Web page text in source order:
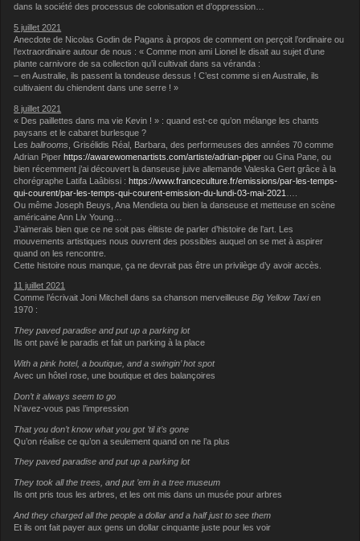
dans la société des processus de colonisation et d’oppression…
5 juillet 2021
Anecdote de Nicolas Godin de Pagans à propos de comment on perçoit l’ordinaire ou
l’extraordinaire autour de nous : « Comme mon ami Lionel le disait au sujet d’une
plante carnivore de sa collection qu’il cultivait dans sa véranda :
– en Australie, ils passent la tondeuse dessus ! C’est comme si en Australie, ils
cultivaient du chiendent dans une serre ! »
8 juillet 2021
« Des paillettes dans ma vie Kevin ! » : quand est-ce qu’on mélange les chants
paysans et le cabaret burlesque ?
Lesballrooms , Grisélidis Réal, Barbara, des performeuses des années 70 comme
Adrian Piperhttps://awarewomenartists.com/artiste/adrian-piper ou Gina Pane, ou
bien récemment j’ai découvert la danseuse juive allemande Valeska Gert grâce à la
chorégraphe Latifa Laâbissi :https://www.franceculture.fr/emissions/par-les-temps-
qui-courent/par-les-temps-qui-courent-emission-du-lundi-03-mai-2021
Ou même Joseph Beuys, Ana Mendieta ou bien la danseuse et metteuse en scène
américaine Ann Liv Young…
J’aimerais bien que ce ne soit pas élitiste de parler d’histoire de l’art. Les
mouvements artistiques nous ouvrent des possibles auquel on se met à aspirer
quand on les rencontre.
Cette histoire nous manque, ça ne devrait pas être un privilège d’y avoir accès.
11 juillet 2021
Comme l’écrivait Joni Mitchell dans sa chanson merveilleuseBig Yellow Taxien
1970 :
They paved paradise and put up a parking lot
Ils ont pavé le paradis et fait un parking à la place
With a pink hotel, a boutique, and a swingin’ hot spot
Avec un hôtel rose, une boutique et des balançoires
Don’t it always seem to go
N’avez-vous pas l’impression
That you don’t know what you got ’til it’s gone
Qu’on réalise ce qu’on a seulement quand on ne l’a plus
They paved paradise and put up a parking lot
They took all the trees, and put ’em in a tree museum
Ils ont pris tous les arbres, et les ont mis dans un musée pour arbres
And they charged all the people a dollar and a half just to see them
Et ils ont fait payer aux gens un dollar cinquante juste pour les voir